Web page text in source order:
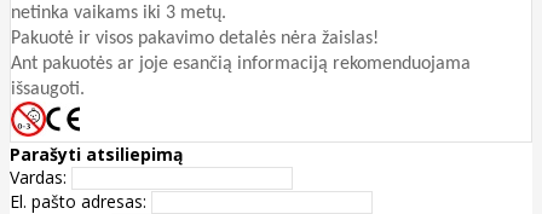
netinka vaikams iki 3 metų.
Pakuotė ir visos pakavimo detalės nėra žaislas!
Ant pakuotės ar joje esančią informaciją rekomenduojama
išsaugoti.
Parašyti atsiliepimą
Vardas:
El. pašto adresas: